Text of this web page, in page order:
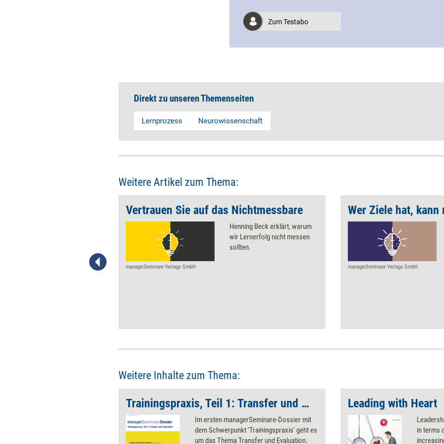
Zum Testabo
Direkt zu unseren Themenseiten
Lernprozess Neurowissenschaft
Weitere Artikel zum Thema:
Vertrauen Sie auf das Nichtmessbare
managerSeminare Verlags GmbH
Henning Beck erklärt, warum
wir Lernerfolg nicht messen
sollten.
Wer Ziele hat, kann
managerSeminare Verlags GmbH
Weitere Inhalte zum Thema:
Trainingspraxis, Teil 1: Transfer und Evaluation
Im ersten managerSeminare-Dossier mit
dem Schwerpunkt 'Trainingspraxis' geht es
um das Thema Transfer und Evaluation.
Leading with Heart
in terms